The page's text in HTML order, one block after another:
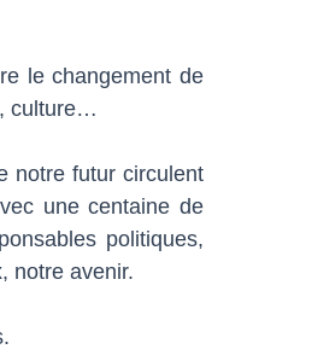
le changement de
culture…
notre futur circulent
une centaine de
politiques,
notre avenir.